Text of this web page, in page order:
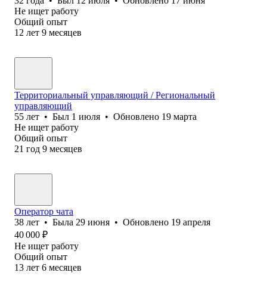
Не ищет работу
Общий опыт
12 лет 9 месяцев
Территориальный управляющий / Региональный
управляющий
55 лет • Был 1 июля • Обновлено 19 марта
Не ищет работу
Общий опыт
21 год 9 месяцев
Оператор чата
38 лет • Была 29 июня • Обновлено 19 апреля
40 000 ₽
Не ищет работу
Общий опыт
13 лет 6 месяцев